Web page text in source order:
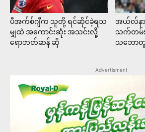
ပီအက်စ်ဂျီက သူတို့ ရင်ဆိုင်ခဲ့ရသ
မျှထဲ အကောင်းဆုံး အသင်းလို့
ရောဘတ်ဆန် ဆို
အယ်လ်နာ
သက်တမ်း
သဘော
Advertisment